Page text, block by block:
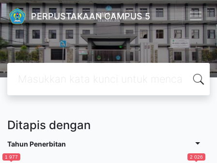
PERPUSTAKAAN CAMPUS 5
Ditapis dengan
Tahun Penerbitan
1 977 2 026